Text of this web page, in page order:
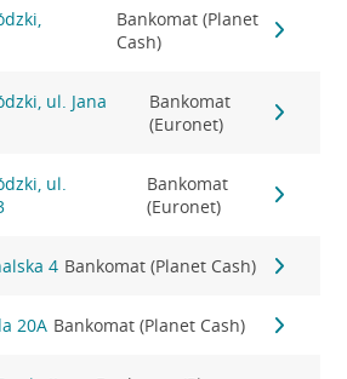
Bankomat (Planet
Cash)
ul. Jana
Bankomat
(Euronet)
ul.
Bankomat
(Euronet)
4 Bankomat (Planet Cash)
20A Bankomat (Planet Cash)